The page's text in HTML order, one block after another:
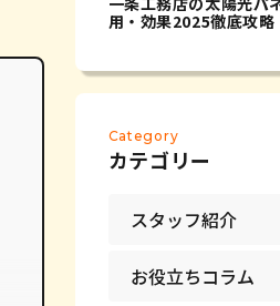
用・効果2025徹底攻略
Category
カテゴリー
スタッフ紹介
お役立ちコラム